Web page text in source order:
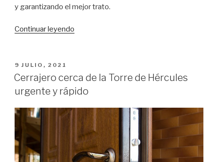
y garantizando el mejor trato.
Continuar leyendo
Ciudad
Vieja
PUBLICADO
EL
9 JULIO, 2021
Cerrajero cerca de la Torre de Hércules
urgente y rápido